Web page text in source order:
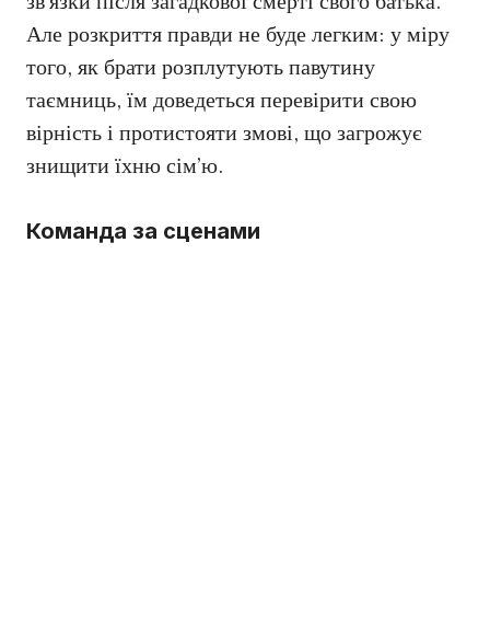
Але розкриття правди не буде легким: у міру
того, як брати розплутують павутину
таємниць, їм доведеться перевірити свою
вірність і протистояти змові, що загрожує
знищити їхню сім’ю.
Команда за сценами